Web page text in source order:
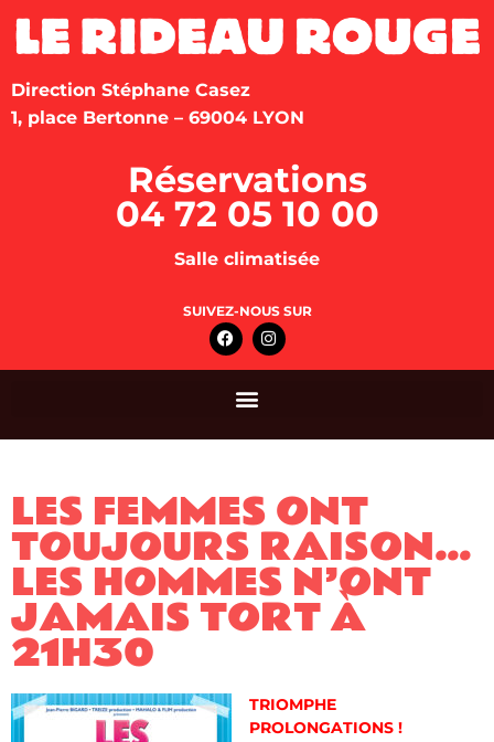
Direction Stéphane Casez
1, place Bertonne – 69004 LYON
Réservations
04 72 05 10 00
Salle climatisée
SUIVEZ-NOUS SUR
LES FEMMES ONT
TOUJOURS RAISON…
LES HOMMES N’ONT
JAMAIS TORT À
21H30
TRIOMPHE
PROLONGATIONS !